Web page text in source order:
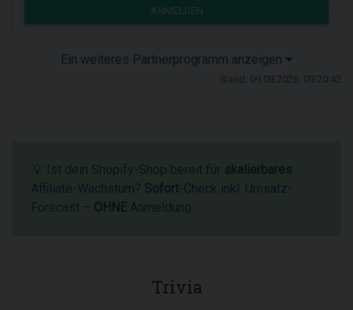
ANMELDEN
Ein weiteres Partnerprogramm anzeigen
💡 Ist dein Shopify-Shop bereit für skalierbares
Affiliate-Wachstum? Sofort-Check inkl. Umsatz-
Forecast – OHNE Anmeldung.
Trivia